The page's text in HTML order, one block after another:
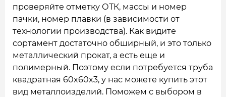
проверяйте отметку ОТК, массы и номер
пачки, номер плавки (в зависимости от
технологии производства). Как видите
сортамент достаточно обширный, и это только
металлический прокат, а есть еще и
полимерный. Поэтому если потребуется труба
квадратная 60x60x3, у нас можете купить этот
вид металлоизделий. Поможем с выбором в